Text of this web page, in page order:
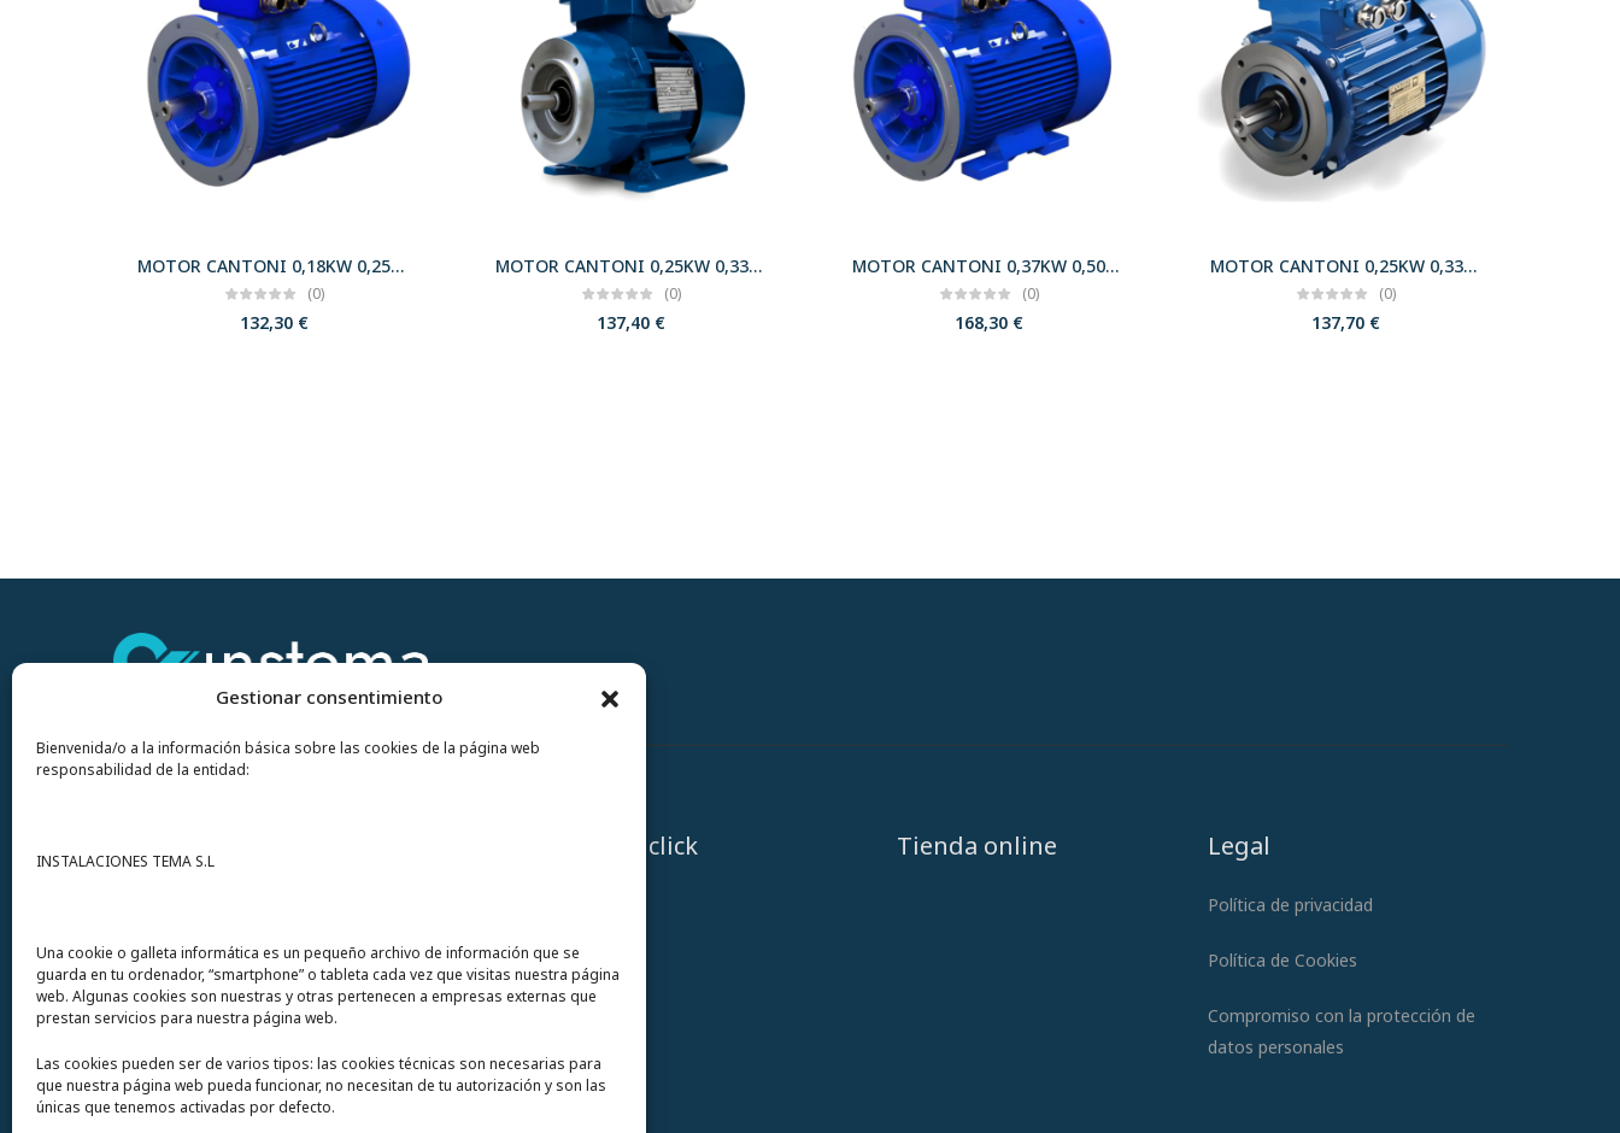
Gestionar consentimiento
Bienvenida/o a la información básica sobre las cookies de la página web
responsabilidad de la entidad:
INSTALACIONES TEMA S.L
Una cookie o galleta informática es un pequeño archivo de información que se
guarda en tu ordenador, “smartphone” o tableta cada vez que visitas nuestra página
web. Algunas cookies son nuestras y otras pertenecen a empresas externas que
prestan servicios para nuestra página web.
Las cookies pueden ser de varios tipos: las cookies técnicas son necesarias para
que nuestra página web pueda funcionar, no necesitan de tu autorización y son las
únicas que tenemos activadas por defecto.
MOTOR CANTONI 0,18KW 0,25CV 3000 B5 T63 230/400 IE2
(0)
132,30 €
MOTOR CANTONI 0,25KW 0,33CV 3000 B34 T63 230/400 IE2
(0)
137,40 €
MOTOR CANTONI 0,37KW 0,50CV 3000 B35 T71 230/400 IE2
(0)
168,30 €
MOTOR CANTONI 0,25KW 0,33CV 3000 B14 T63 230/400 IE2
(0)
137,70 €
S.L. Avda del Mar 72
12200 Onda (Castellón) España
Urgencias y whatsapp649 406 493
A un click Tienda online Legal
Política de privacidad
Política de Cookies
Compromiso con la protección de
datos personales